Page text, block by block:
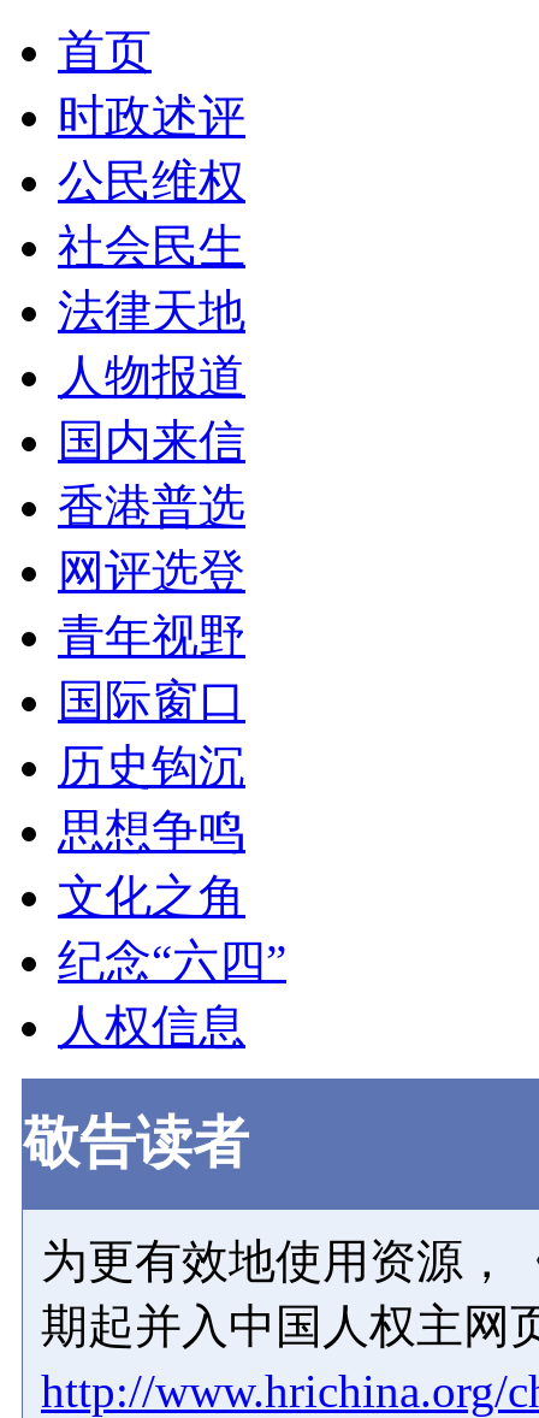
首页
时政述评
公民维权
社会民生
法律天地
人物报道
国内来信
香港普选
网评选登
青年视野
国际窗口
历史钩沉
思想争鸣
文化之角
纪念“六四”
人权信息
敬告读者
为更有效地使用资源，
期起并入中国人权主网
http://www.hrichina.org/